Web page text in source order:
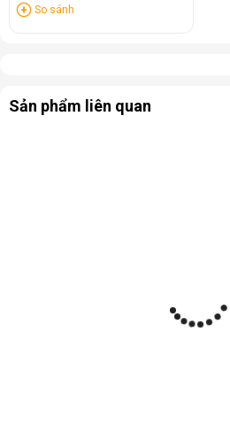
So sánh
Sản phẩm liên quan